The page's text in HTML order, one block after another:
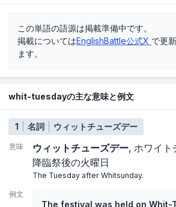
この単語の語源は掲載準備中です。
掲載についてはEnglishBattle公式X で更
ます。
whit-tuesdayの主な意味と例文
1 名詞 ウィットチューズデー
意味 ウィットチューズデー ホワイト
降臨祭後の火曜日
The Tuesday after Whitsunday.
例文
The festival was held on Whit-